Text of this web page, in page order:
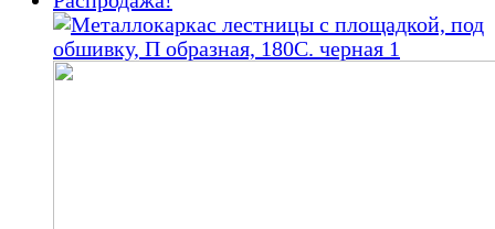
000,00 ₽.